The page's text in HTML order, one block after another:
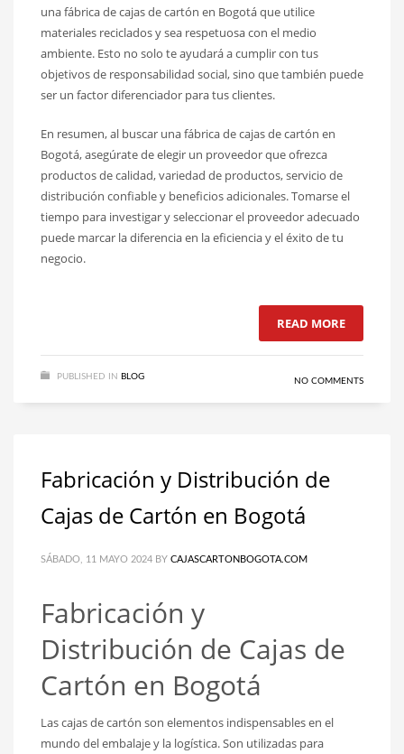
una fábrica de cajas de cartón en Bogotá que utilice
materiales reciclados y sea respetuosa con el medio
ambiente. Esto no solo te ayudará a cumplir con tus
objetivos de responsabilidad social, sino que también puede
ser un factor diferenciador para tus clientes.
En resumen, al buscar una fábrica de cajas de cartón en
Bogotá, asegúrate de elegir un proveedor que ofrezca
productos de calidad, variedad de productos, servicio de
distribución confiable y beneficios adicionales. Tomarse el
tiempo para investigar y seleccionar el proveedor adecuado
puede marcar la diferencia en la eficiencia y el éxito de tu
negocio.
READ MORE
PUBLISHED IN BLOG NO COMMENTS
Fabricación y Distribución de
Cajas de Cartón en Bogotá
SÁBADO, 11 MAYO 2024 BY CAJASCARTONBOGOTA.COM
Fabricación y
Distribución de Cajas de
Cartón en Bogotá
Las cajas de cartón son elementos indispensables en el
mundo del embalaje y la logística. Son utilizadas para